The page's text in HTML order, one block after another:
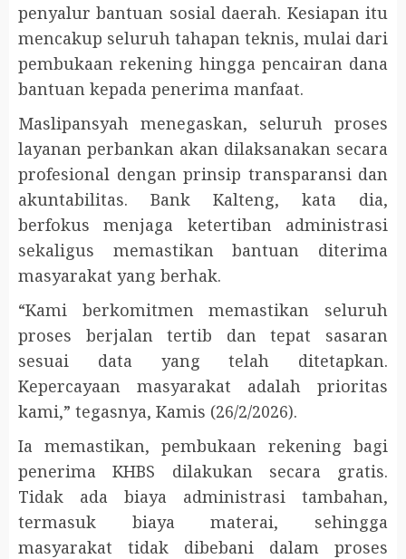
penyalur bantuan sosial daerah. Kesiapan itu
mencakup seluruh tahapan teknis, mulai dari
pembukaan rekening hingga pencairan dana
bantuan kepada penerima manfaat.
Maslipansyah menegaskan, seluruh proses
layanan perbankan akan dilaksanakan secara
profesional dengan prinsip transparansi dan
akuntabilitas. Bank Kalteng, kata dia,
berfokus menjaga ketertiban administrasi
sekaligus memastikan bantuan diterima
masyarakat yang berhak.
“Kami berkomitmen memastikan seluruh
proses berjalan tertib dan tepat sasaran
sesuai data yang telah ditetapkan.
Kepercayaan masyarakat adalah prioritas
kami,” tegasnya, Kamis (26/2/2026).
Ia memastikan, pembukaan rekening bagi
penerima KHBS dilakukan secara gratis.
Tidak ada biaya administrasi tambahan,
termasuk biaya materai, sehingga
masyarakat tidak dibebani dalam proses